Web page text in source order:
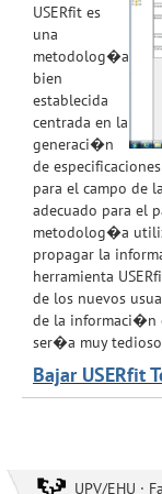
USERfit es
una
metodolog�a
bien
establecida
centrada en la
generaci�n
de
para el campo de
adecuado para el
metodolog�a
propagar la
herramienta
de los nuevos
de la informaci�n
ser�a muy
Bajar USERfit
UPV/EHU ·